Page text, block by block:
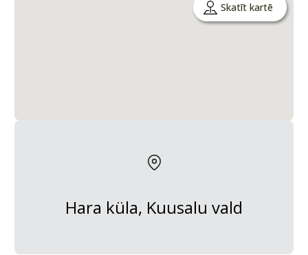
Skatīt kartē
Hara küla, Kuusalu vald